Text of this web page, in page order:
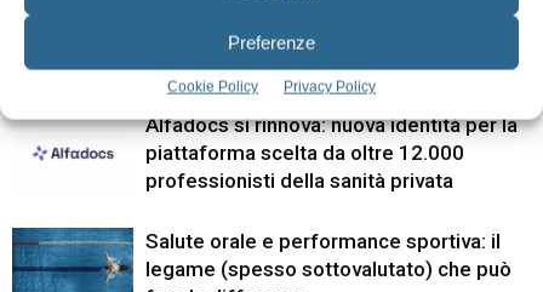
Preferenze
Cookie Policy Privacy Policy
Chiave competitiva o rischio nascosto?
Alfadocs si rinnova: nuova identità per la
piattaforma scelta da oltre 12.000
professionisti della sanità privata
Salute orale e performance sportiva: il
legame (spesso sottovalutato) che può